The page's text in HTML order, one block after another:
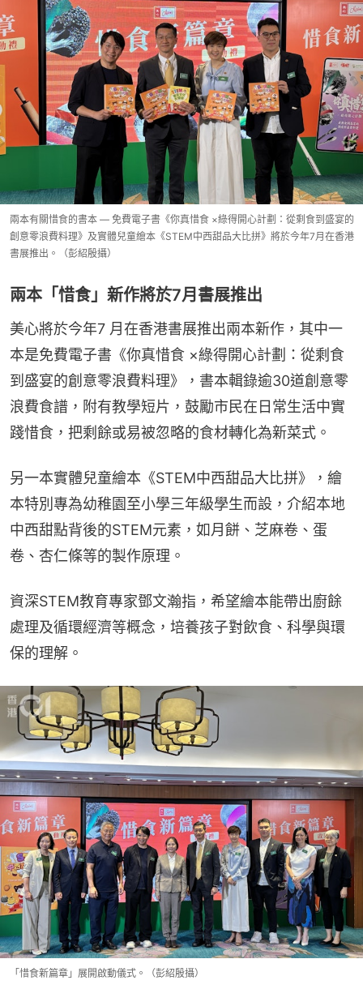
兩本有關惜食的書本 — 免費電子書《你真惜食 ×綠得開心計劃：從剩食到盛宴的
創意零浪費料理》及實體兒童繪本《STEM中西甜品大比拼》將於今年7月在香港
書展推出。（彭紹殷攝）
兩本「惜食」新作將於7月書展推出
美心將於今年7 月在香港書展推出兩本新作，其中一
本是免費電子書《你真惜食 ×綠得開心計劃：從剩食
到盛宴的創意零浪費料理》，書本輯錄逾30道創意零
浪費食譜，附有教學短片，鼓勵市民在日常生活中實
踐惜食，把剩餘或易被忽略的食材轉化為新菜式。
另一本實體兒童繪本《STEM中西甜品大比拼》，繪
本特別專為幼稚園至小學三年級學生而設，介紹本地
中西甜點背後的STEM元素，如月餅、芝麻卷、蛋
卷、杏仁條等的製作原理。
資深STEM教育專家鄧文瀚指，希望繪本能帶出廚餘
處理及循環經濟等概念，培養孩子對飲食、科學與環
保的理解。
「惜食新篇章」展開啟動儀式。（彭紹殷攝）